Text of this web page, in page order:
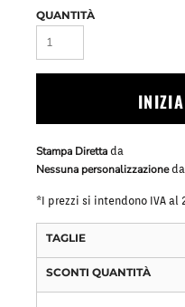
QUANTITÀ
Stampa Diretta da
Nessuna personalizzazioneda
*I prezzi si intendono IVA al
TAGLIE
SCONTI QUANTITÀ